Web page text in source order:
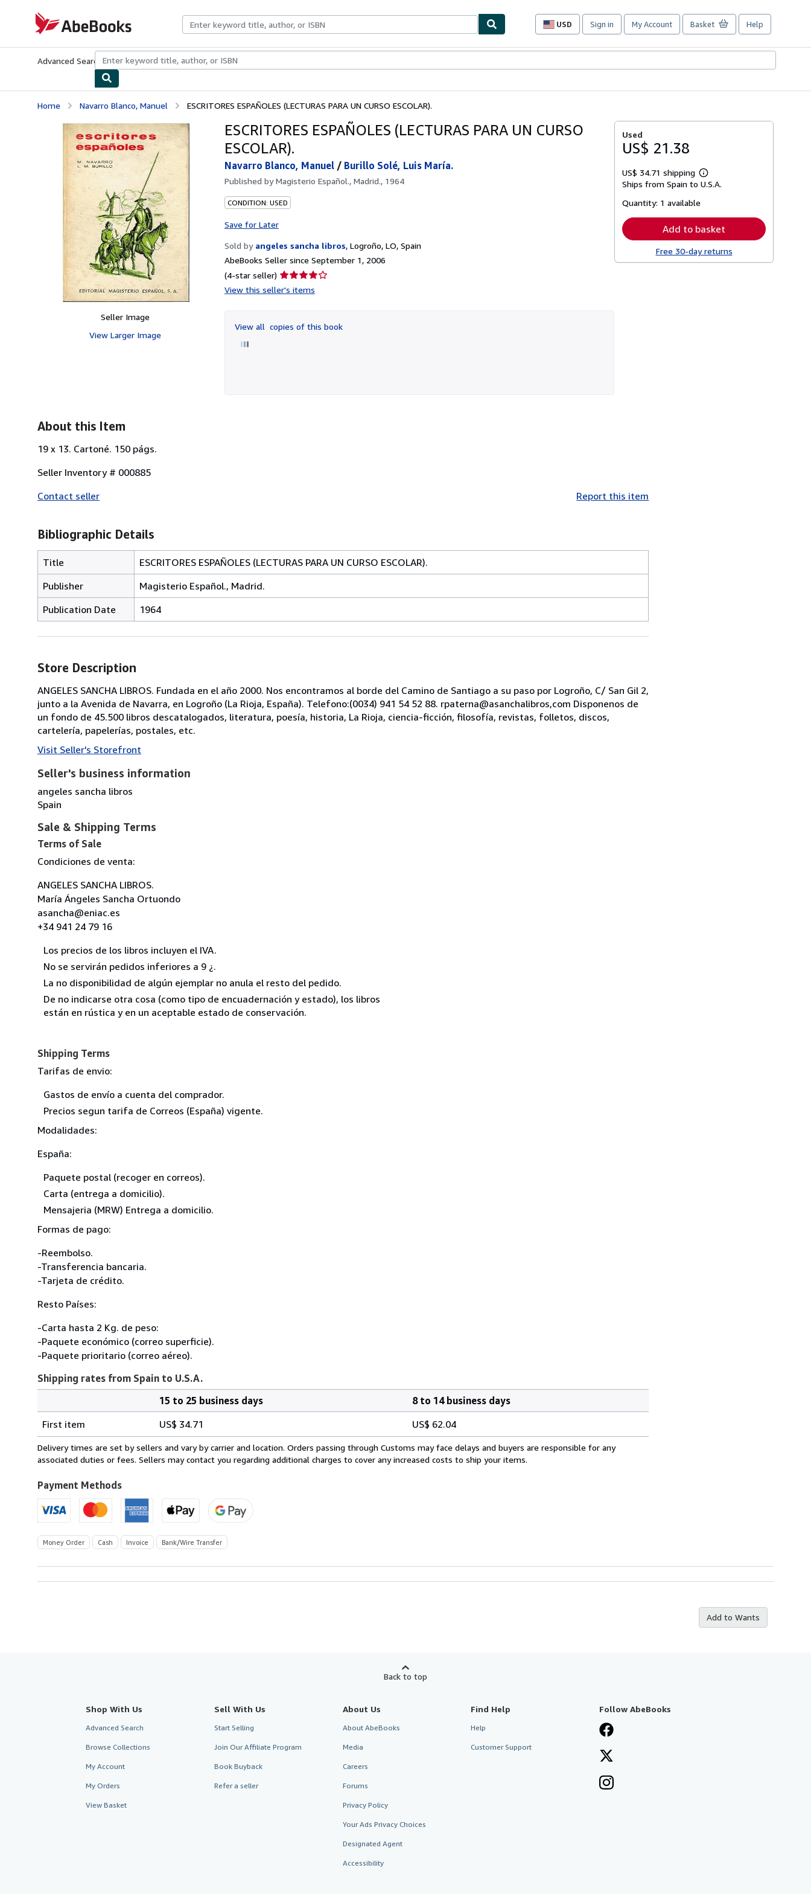
AbeBooks.com
USD
Site
preferences
Sign in My Account Basket Help
Advanced Search Browse CollectionsRare BooksArt & Collectibles
Home Navarro Blanco, Manuel ESCRITORES ESPAÑOLES (LECTURAS PARA UN CURSO ESCOLAR).
Seller Image
View Larger Image
ESCRITORES ESPAÑOLES (LECTURAS PARA UN CURSO
ESCOLAR).
Navarro Blanco, Manuel / Burillo Solé, Luis María.
Published byMagisterio Español., Madrid., 1964
CONDITION: USED
Save for Later
Sold by angeles sancha libros, Logroño, LO, Spain
AbeBooks Seller since September 1, 2006
(4-star seller) Seller
rating
of
5
View this seller's items
View all copies of this book
Used
US$ 21.38
US$ 34.71 shipping
Learn
more
Ships from Spain to U.S.A.
Quantity: 1 available
Add to basket
Free 30-day returns
About this Item
19 x 13. Cartoné. 150 págs.
Seller Inventory # 000885
Contact seller
Report this item
Bibliographic Details
Title
ESCRITORES ESPAÑOLES (LECTURAS PARA UN CURSO ESCOLAR).
Publisher
Magisterio Español., Madrid.
Publication Date
1964
Store Description
ANGELES SANCHA LIBROS. Fundada en el año 2000. Nos encontramos al borde del Camino de Santiago a su paso por Logroño, C/ San Gil 2,
junto a la Avenida de Navarra, en Logroño (La Rioja, España). Telefono:(0034) 941 54 52 88. rpaterna@asanchalibros,com Disponenos de
un fondo de 45.500 libros descatalogados, literatura, poesía, historia, La Rioja, ciencia-ficción, filosofía, revistas, folletos, discos,
cartelería, papelerías, postales, etc.
Visit Seller's Storefront
Seller's business information
angeles sancha libros
Spain
Sale & Shipping Terms
Terms of Sale
Condiciones de venta:
ANGELES SANCHA LIBROS.
María Ángeles Sancha Ortuondo
asancha@eniac.es
+34 941 24 79 16
Los precios de los libros incluyen el IVA.
No se servirán pedidos inferiores a 9 ¿.
La no disponibilidad de algún ejemplar no anula el resto del pedido.
De no indicarse otra cosa (como tipo de encuadernación y estado), los libros
están en rústica y en un aceptable estado de conservación.
Shipping Terms
Tarifas de envio:
Gastos de envío a cuenta del comprador.
Precios segun tarifa de Correos (España) vigente.
Modalidades:
España:
Paquete postal (recoger en correos).
Carta (entrega a domicilio).
Mensajeria (MRW) Entrega a domicilio.
Formas de pago:
-Reembolso.
-Transferencia bancaria.
-Tarjeta de crédito.
Resto Países:
-Carta hasta 2 Kg. de peso:
-Paquete económico (correo superficie).
-Paquete prioritario (correo aéreo).
Shipping rates from Spain to U.S.A.
rates
from
Spain
U.S.A.
15 to 25 business days
8 to 14 business days
First item
US$ 34.71 US$ 62.04
Delivery times are set by sellers and vary by carrier and location. Orders passing through Customs may face delays and buyers are responsible for any
associated duties or fees. Sellers may contact you regarding additional charges to cover any increased costs to ship your items.
Payment Methods
Money Order Cash Invoice Bank/Wire Transfer
Add to Wants
Back to top
Shop With Us
Advanced Search
Browse Collections
My Account
My Orders
View Basket
Sell With Us
Start Selling
Join Our Affiliate Program
Book Buyback
Refer a seller
About Us
About AbeBooks
Media
Careers
Forums
Privacy Policy
Your Ads Privacy Choices
Designated Agent
Accessibility
Find Help
Help
Customer Support
Follow AbeBooks